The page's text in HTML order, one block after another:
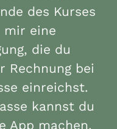
des Kurses
mir eine
die du
Rechnung bei
einreichst.
kannst du
App machen.